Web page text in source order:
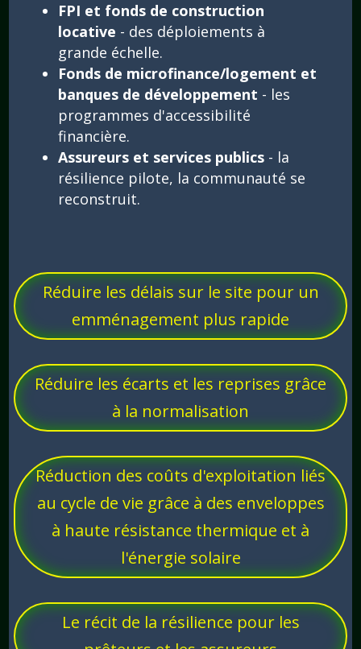
FPI et fonds de construction
locative - des déploiements à
grande échelle.
Fonds de microfinance/logement et
banques de développement - les
programmes d'accessibilité
financière.
Assureurs et services publics- la
résilience pilote, la communauté se
reconstruit.
Réduire les délais sur le site pour un
emménagement plus rapide
Réduire les écarts et les reprises grâce
à la normalisation
Réduction des coûts d'exploitation liés
au cycle de vie grâce à des enveloppes
à haute résistance thermique et à
l'énergie solaire
Le récit de la résilience pour les